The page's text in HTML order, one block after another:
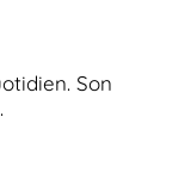
Son